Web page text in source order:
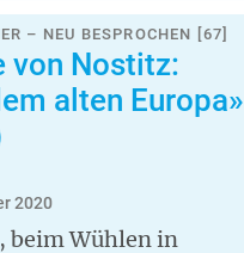
– NEU BESPROCHEN [67]
von Nostitz:
alten Europa»
2020
beim Wühlen in